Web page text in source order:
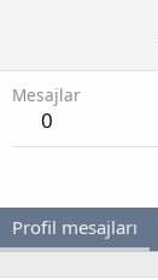
Mesajlar
0
Profil mesajları